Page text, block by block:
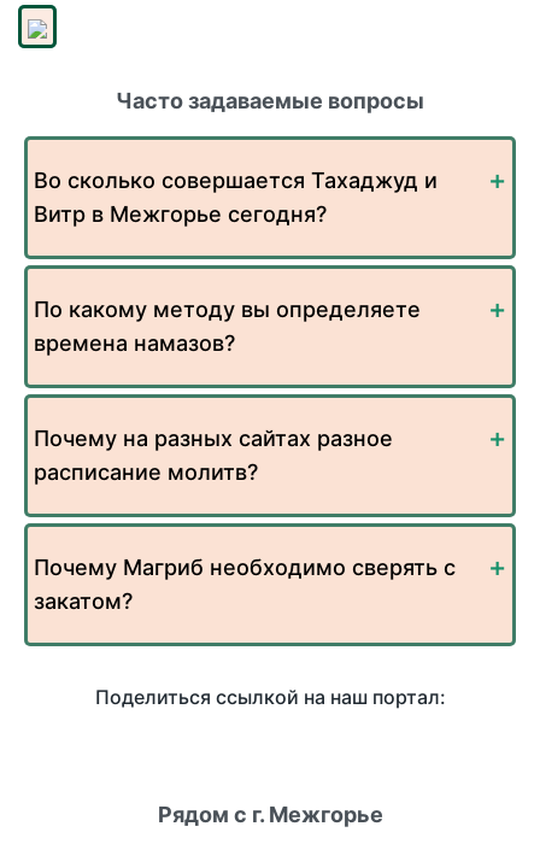
Часто задаваемые вопросы
Во сколько совершается Тахаджуд и
Витр в Межгорье сегодня?
По какому методу вы определяете
времена намазов?
Почему на разных сайтах разное
расписание молитв?
Почему Магриб необходимо сверять с
закатом?
Поделиться ссылкой на наш портал:
Рядом с г. Межгорье